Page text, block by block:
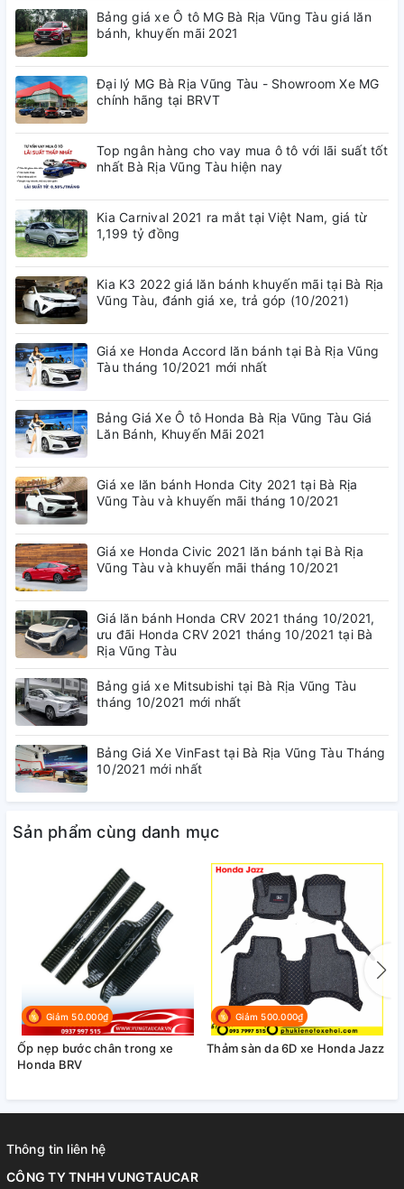
Bảng giá xe Ô tô MG Bà Rịa Vũng Tàu giá lăn
bánh, khuyến mãi 2021
Đại lý MG Bà Rịa Vũng Tàu - Showroom Xe MG
chính hãng tại BRVT
Top ngân hàng cho vay mua ô tô với lãi suất tốt
nhất Bà Rịa Vũng Tàu hiện nay
Kia Carnival 2021 ra mắt tại Việt Nam, giá từ
1,199 tỷ đồng
Kia K3 2022 giá lăn bánh khuyến mãi tại Bà Rịa
Vũng Tàu, đánh giá xe, trả góp (10/2021)
Giá xe Honda Accord lăn bánh tại Bà Rịa Vũng
Tàu tháng 10/2021 mới nhất
Bảng Giá Xe Ô tô Honda Bà Rịa Vũng Tàu Giá
Lăn Bánh, Khuyến Mãi 2021
Giá xe lăn bánh Honda City 2021 tại Bà Rịa
Vũng Tàu và khuyến mãi tháng 10/2021
Giá xe Honda Civic 2021 lăn bánh tại Bà Rịa
Vũng Tàu và khuyến mãi tháng 10/2021
Giá lăn bánh Honda CRV 2021 tháng 10/2021,
ưu đãi Honda CRV 2021 tháng 10/2021 tại Bà
Rịa Vũng Tàu
Bảng giá xe Mitsubishi tại Bà Rịa Vũng Tàu
tháng 10/2021 mới nhất
Bảng Giá Xe VinFast tại Bà Rịa Vũng Tàu Tháng
10/2021 mới nhất
Sản phẩm cùng danh mục
Giảm 50.000₫
Ốp nẹp bước chân trong xe
Honda BRV
Giảm 500.000₫
Thảm sàn da 6D xe Honda Jazz
Thông tin liên hệ
CÔNG TY TNHH VUNGTAUCAR